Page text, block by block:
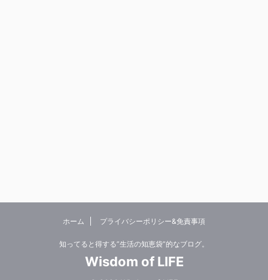
ホーム プライバシーポリシー&免責事項
知ってると得する”生活の知恵袋”的なブログ。
Wisdom of LIFE